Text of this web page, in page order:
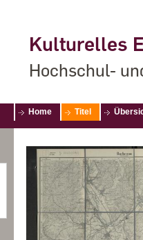
Kulturelles
Hochschul-
Home Titel